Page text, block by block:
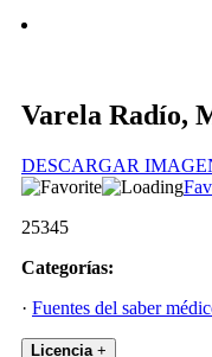
Varela Radío,
DESCARGAR
25345
Categorías:
· Fuentes del saber
Licencia +